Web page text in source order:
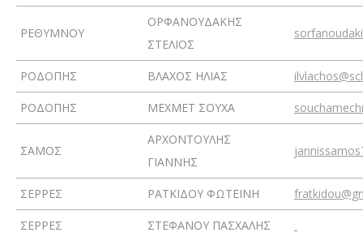
ΡΕΘΥΜΝΟΥ
ΟΡΦΑΝΟΥΔΑΚΗΣ
ΣΤΕΛΙΟΣ
ΡΟΔΟΠΗΣ ΒΛΑΧΟΣ ΗΛΙΑΣ
ΡΟΔΟΠΗΣ ΜΕΧΜΕΤ ΣΟΥΧΑ
ΣΑΜΟΣ
ΑΡΧΟΝΤΟΥΛΗΣ
ΓΙΑΝΝΗΣ
ΣΕΡΡΕΣ ΡΑΤΚΙΔΟΥ ΦΩΤΕΙΝΗ
ΣΕΡΡΕΣ ΣΤΕΦΑΝΟΥ ΠΑΣΧΑΛΗΣ